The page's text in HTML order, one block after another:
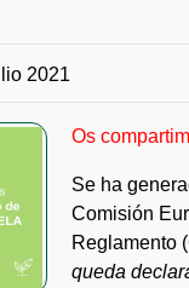
2021
Os
Se ha
Comisión
Reglamento
queda